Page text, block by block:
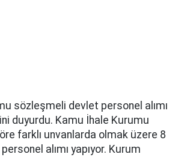
sözleşmeli devlet personel alımı
duyurdu. Kamu İhale Kurumu
farklı unvanlarda olmak üzere 8
alımı yapıyor. Kurum